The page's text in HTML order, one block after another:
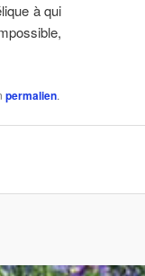
à qui
permalien.